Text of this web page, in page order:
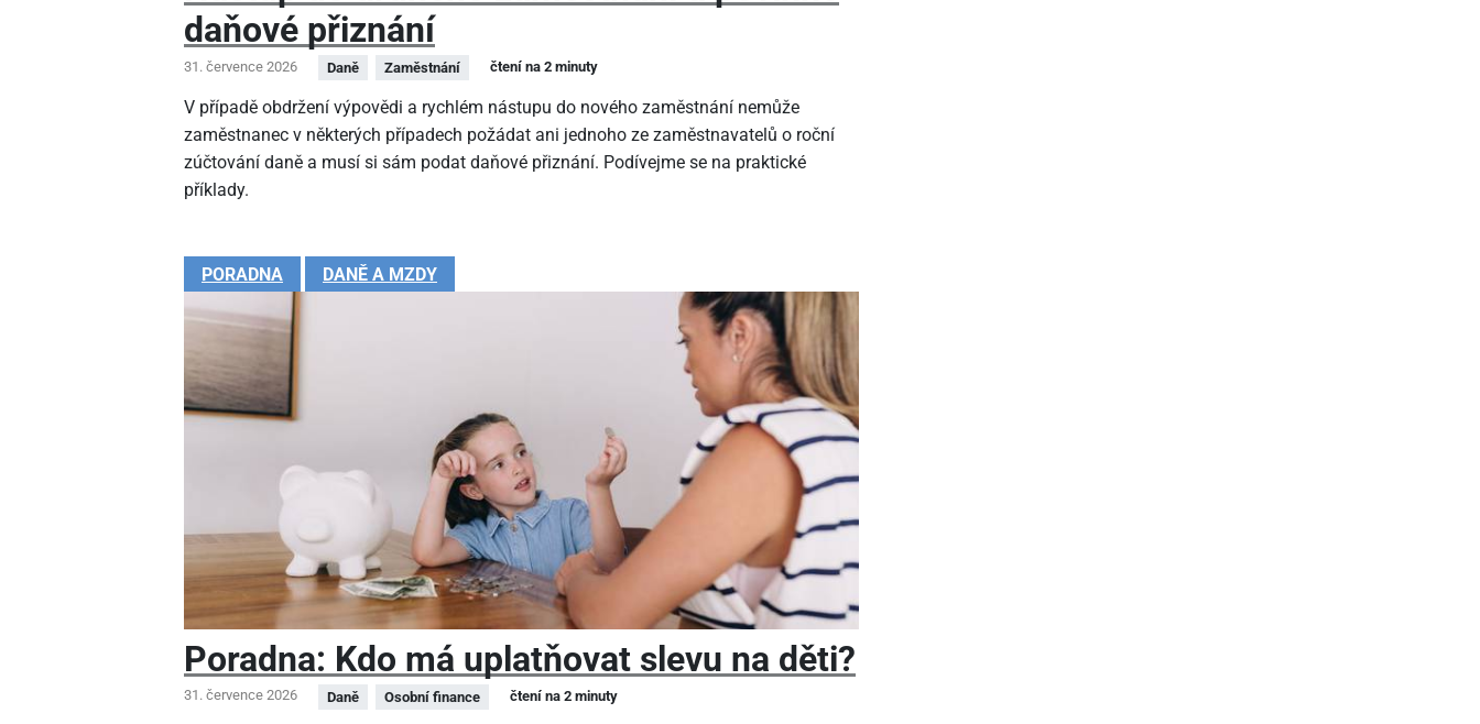
daňové přiznání
31. července 2026 Daně Zaměstnání čtení na 2 minuty
V případě obdržení výpovědi a rychlém nástupu do nového zaměstnání nemůže
zaměstnanec v některých případech požádat ani jednoho ze zaměstnavatelů o roční
zúčtování daně a musí si sám podat daňové přiznání. Podívejme se na praktické
příklady.
PORADNA DANĚ A MZDY
Poradna: Kdo má uplatňovat slevu na děti?
31. července 2026 Daně Osobní finance čtení na 2 minuty